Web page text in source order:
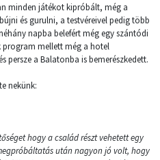
minden játékot kipróbált, még a
és gurulni, a testvéreivel pedig több
napba belefért még egy szántódi
program mellett még a hotel
persze a Balatonba is bemerészkedett.
nekünk:
hogy a család részt vehetett egy
után nagyon jó volt, hogy